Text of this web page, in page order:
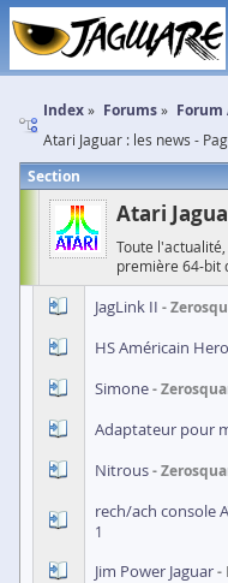
Index Forums Forum
Atari Jaguar : les news -
Section
Atari
Toute
première 64-bit
JagLink II
HS Américain Hero
Simone
Adaptateur pour
Nitrous
rech/ach console
1
Jim Power Jaguar